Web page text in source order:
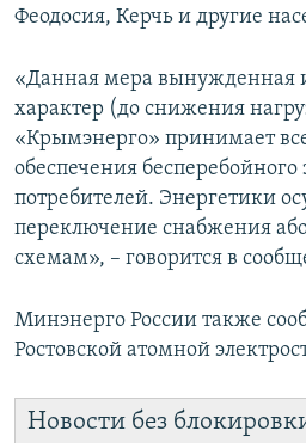
КРЫМ.НЕПОКОРЕННЫЙ
УКРАИНСКАЯ ПРОБЛЕМА КРЫМА
Все сайты RFE/RL
Феодосия, Керчь и другие
«Данная мера вынужденная
характер (до снижения
«Крымэнерго» принимает
обеспечения
потребителей. Энергетики
переключение снабжения
схемам», – говорится в
Минэнерго России также
Ростовской атомной
Новости без